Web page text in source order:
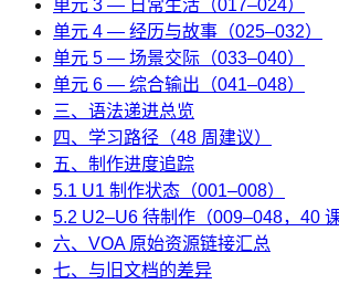
单元 3 — 日常生活（017–024）
单元 4 — 经历与故事（025–032）
单元 5 — 场景交际（033–040）
单元 6 — 综合输出（041–048）
三、语法递进总览
四、学习路径（48 周建议）
五、制作进度追踪
5.1 U1 制作状态（001–008）
5.2 U2–U6 待制作（009–048，40 课
六、VOA 原始资源链接汇总
七、与旧文档的差异